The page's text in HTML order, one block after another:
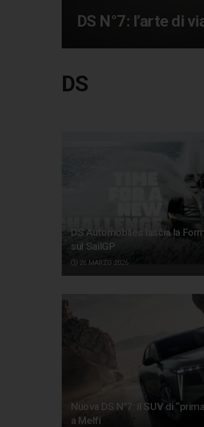
DS N°7: l’arte di
DS
DS Automobiles lascia la
sul SailGP
26 MARZO 2026
Nuova DS N°7: il SUV di
a Melfi